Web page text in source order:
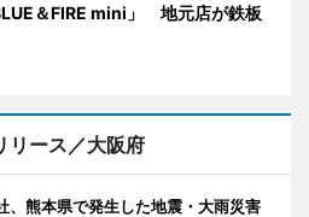
＆FIRE mini」 地元店が鉄板
リース／大阪府
、熊本県で発生した地震・大雨災害